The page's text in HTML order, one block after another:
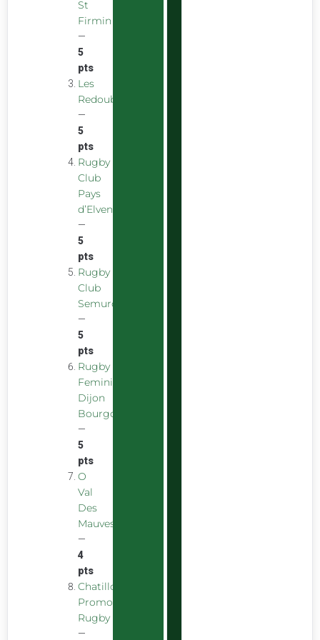
St
Firmin
—
5
pts
Les
Redoubstables
—
5
pts
Rugby
Club
Pays
d’Elven
—
5
pts
Rugby
Club
Semurois
—
5
pts
Rugby
Feminin
Dijon
Bourgogne
—
5
pts
O
Val
Des
Mauves
—
4
pts
Chatillon
Promotion
Rugby
—